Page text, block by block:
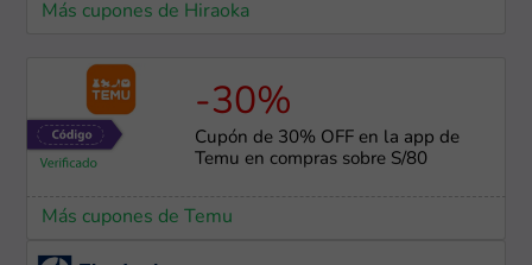
Más cupones de Hiraoka
-30%
Cupón de 30% OFF en la app de
Temu en compras sobre S/80
Más cupones de Temu